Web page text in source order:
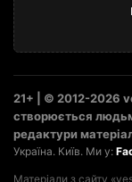
21+ | © 2012-2026
створюється
редактури
Україна. Київ. Ми у:
Матеріали з сайту